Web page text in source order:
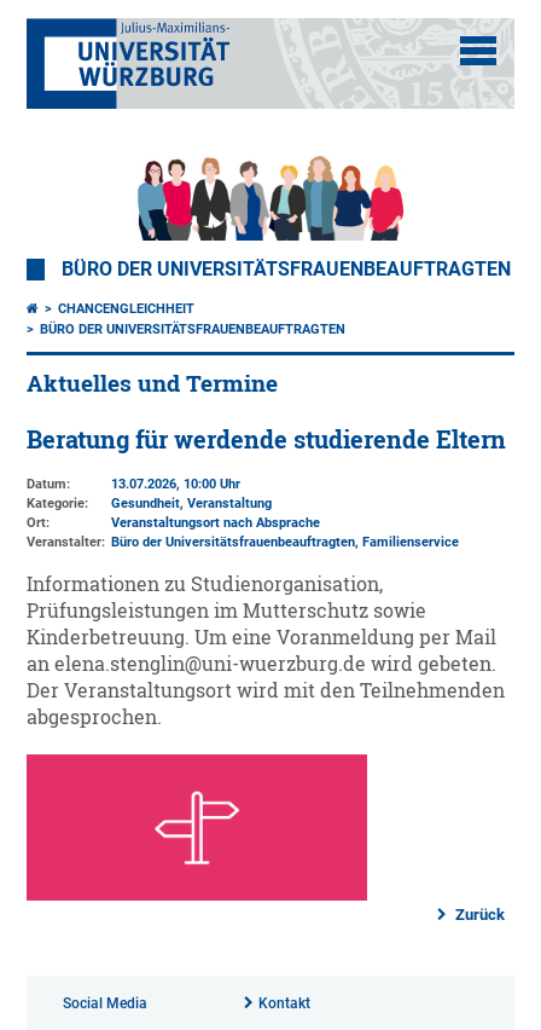
BÜRO DER UNIVERSITÄTSFRAUENBEAUFTRAGTEN
CHANCENGLEICHHEIT
BÜRO DER UNIVERSITÄTSFRAUENBEAUFTRAGTEN
Aktuelles und Termine
Beratung für werdende studierende Eltern
Datum:
13.07.2026, 10:00 Uhr
Kategorie:
Gesundheit, Veranstaltung
Ort:
Veranstaltungsort nach Absprache
Veranstalter: Büro der Universitätsfrauenbeauftragten, Familienservice
Informationen zu Studienorganisation,
Prüfungsleistungen im Mutterschutz sowie
Kinderbetreuung. Um eine Voranmeldung per Mail
an elena.stenglin@uni-wuerzburg.de wird gebeten.
Der Veranstaltungsort wird mit den Teilnehmenden
abgesprochen.
Zurück
Social Media Kontakt